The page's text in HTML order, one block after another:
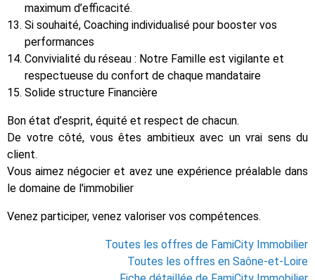
maximum d’efficacité.
Si souhaité, Coaching individualisé pour booster vos
performances
Convivialité du réseau : Notre Famille est vigilante et
respectueuse du confort de chaque mandataire
Solide structure Financière
Bon état d’esprit, équité et respect de chacun.
De votre côté, vous êtes ambitieux avec un vrai sens du
client.
Vous aimez négocier et avez une expérience préalable dans
le domaine de l'immobilier
Venez participer, venez valoriser vos compétences.
Toutes les offres de FamiCity Immobilier
Toutes les offres en Saône-et-Loire